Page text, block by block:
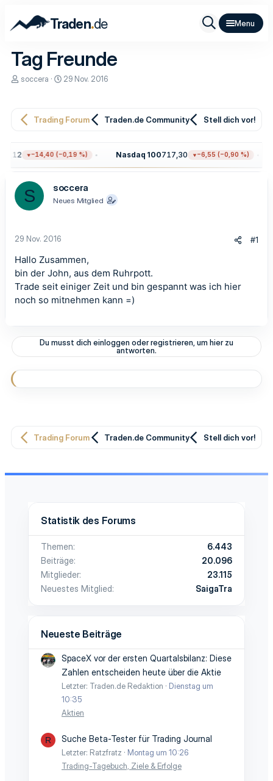
Traden.de
Tag Freunde
E
e
r
soccera
E
e
a
m
29 Nov. 2016
Trading Forum Traden.de Community Stell dich vor!
−14,40 (−0,19 %) Nasdaq 100717,30 −6,55 (−0,90 %)
S soccera
Neues Mitglied
29 Nov. 2016 #1
Hallo Zusammen,
bin der John, aus dem Ruhrpott.
Trade seit einiger Zeit und bin gespannt was ich hier
noch so mitnehmen kann =)
Du musst dich einloggen oder registrieren, um hier zu
antworten.
Trading Forum Traden.de Community Stell dich vor!
Statistik des Forums
Themen
6.443
Beiträge
20.096
Mitglieder
23.115
Neuestes Mitglied
SaigaTra
Neueste Beiträge
SpaceX vor der ersten Quartalsbilanz: Diese
Zahlen entscheiden heute über die Aktie
Letzter: Traden.de Redaktion
Dienstag um
10:35
Aktien
R Suche Beta-Tester für Trading Journal
Letzter: Ratzfratz
Montag um 10:26
Trading-Tagebuch, Ziele & Erfolge